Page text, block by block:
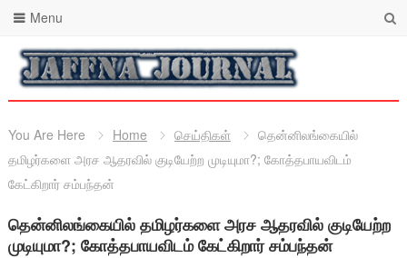
Menu
You Are Here Home செய்திகள்
தென்னிலங்கையில்
தமிழர்களை அரச ஆதரவில் குடியேற்ற முடியுமா?; கோத்தபாயவிடம்
கேட்கிறார் சம்பந்தன்
தென்னிலங்கையில் தமிழர்களை அரச ஆதரவில் குடியேற்ற
முடியுமா?; கோத்தபாயவிடம் கேட்கிறார் சம்பந்தன்